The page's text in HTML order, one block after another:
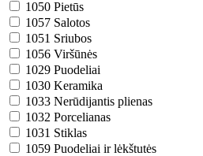
1050 Pietūs
1057 Salotos
1051 Sriubos
1056 Viršūnės
1029 Puodeliai
1030 Keramika
1033 Nerūdijantis plienas
1032 Porcelianas
1031 Stiklas
1059 Puodeliai ir lėkštutės